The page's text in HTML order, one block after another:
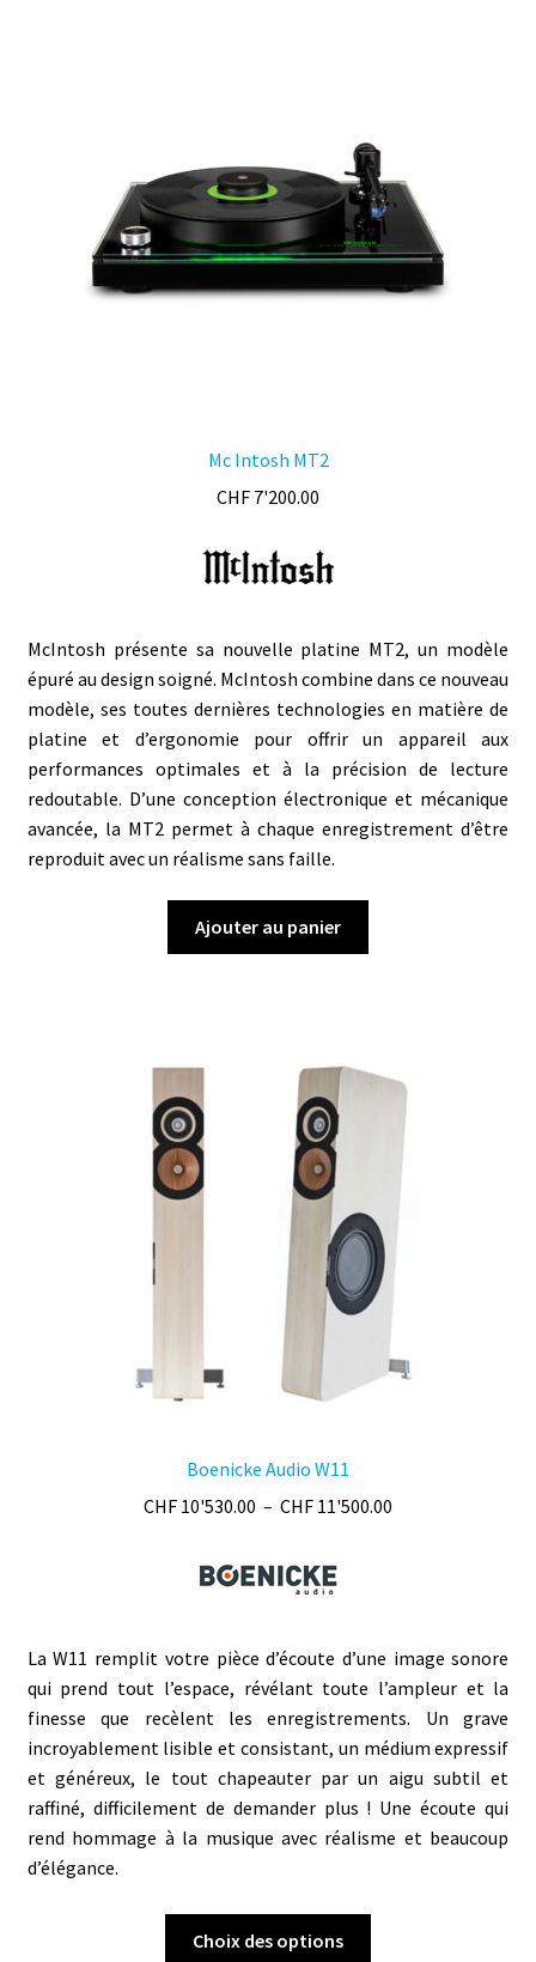
Mc Intosh MT2
CHF 7'200.00
McIntosh présente sa nouvelle platine MT2, un modèle
épuré au design soigné. McIntosh combine dans ce nouveau
modèle, ses toutes dernières technologies en matière de
platine et d’ergonomie pour offrir un appareil aux
performances optimales et à la précision de lecture
redoutable. D’une conception électronique et mécanique
avancée, la MT2 permet à chaque enregistrement d’être
reproduit avec un réalisme sans faille.
Ajouter au panier
Boenicke Audio W11
CHF 10'530.00 – CHF 11'500.00
CHF 11'500.00
La W11 remplit votre pièce d’écoute d’une image sonore
qui prend tout l’espace, révélant toute l’ampleur et la
finesse que recèlent les enregistrements. Un grave
incroyablement lisible et consistant, un médium expressif
et généreux, le tout chapeauter par un aigu subtil et
raffiné, difficilement de demander plus ! Une écoute qui
rend hommage à la musique avec réalisme et beaucoup
d’élégance.
Choix des options